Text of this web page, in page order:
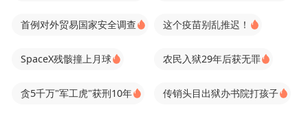
首例对外贸易国家安全调查 这个疫苗别乱推迟！
SpaceX残骸撞上月球 农民入狱29年后获无罪
贪5千万"军工虎"获刑10年 传销头目出狱办书院打孩子